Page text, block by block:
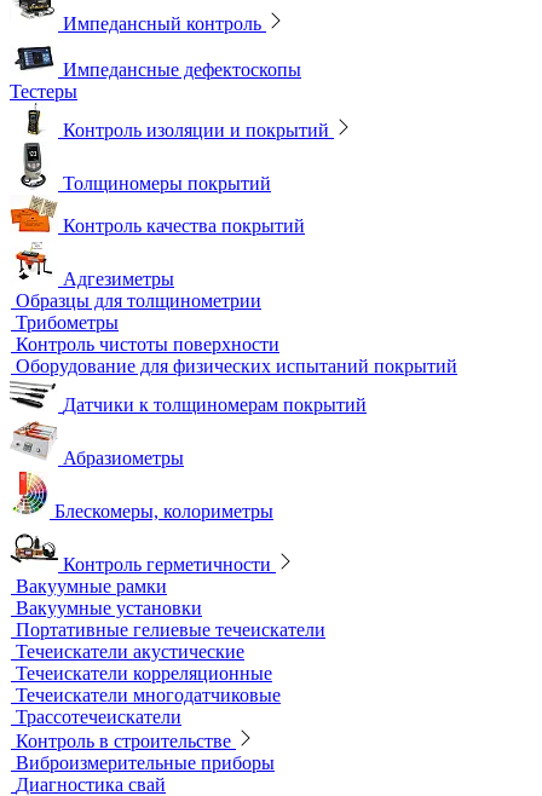
Образцы для МПД
Расходные материалы для МПД
УФ-лампы и светильники
Метод магнитной памяти металла
Приборы для контроля состояния электрических машин
Вихретоковый контроль
Вихретоковые дефектоскопы
Вихретоковые преобразователи
Вихретоковые толщиномеры
Контрольные образцы для вихретокового контроля
Приборы для измерения электропроводности
Импедансный контроль
Импедансные дефектоскопы
Тестеры
Образцы для толщинометрии
Трибометры
Контроль чистоты поверхности
Оборудование для физических испытаний покрытий
Датчики к толщиномерам покрытий
Абразиометры
Блескомеры, колориметры